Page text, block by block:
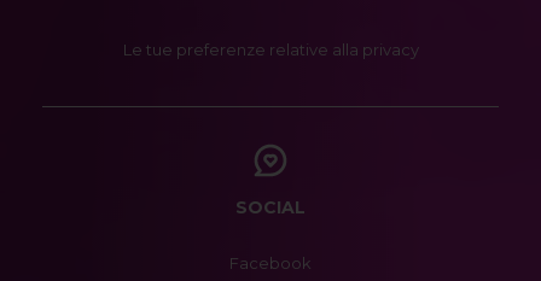
Le tue preferenze relative alla privacy
SOCIAL
Facebook